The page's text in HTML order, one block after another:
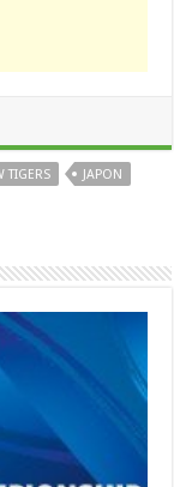
TIGERS
JAPON